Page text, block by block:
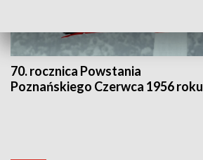
70. rocznica Powstania
Poznańskiego Czerwca 1956 roku